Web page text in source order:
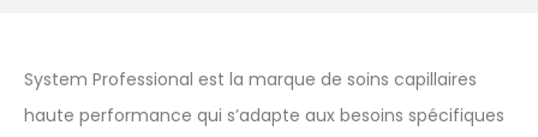
System Professional est la marque de soins capillaires
haute performance qui s’adapte aux besoins spécifiques